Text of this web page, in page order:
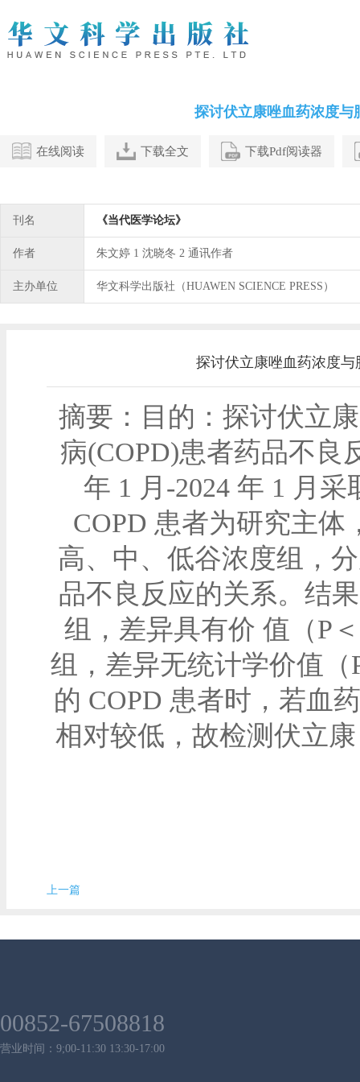
探讨伏立康唑血药浓度与
在线阅读 下载全文 下载Pdf阅读器
刊名 《当代医学论坛》
作者 朱文婷 1 沈晓冬 2 通讯作者
主办单位 华文科学出版社（HUAWEN SCIENCE PRESS）
探讨伏立康唑血药浓度
摘要：目的：探讨伏立
病(COPD)患者药品不良
年 1 月-2024 年 1 月
COPD 患者为研究主
高、中、低谷浓度组，
品不良反应的关系。结
组，差异具有价 值（P
组，差异无统计学价值
的 COPD 患者时，若血
相对较低，故检测伏立
上一篇
00852-67508818
营业时间：9;00-11:30 13:30-17:00